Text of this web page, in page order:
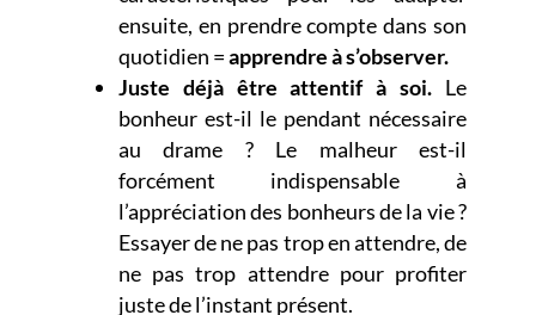
ensuite, en prendre compte dans son
quotidien =apprendre à s’observer.
Juste déjà être attentif à soi. Le
bonheur est-il le pendant nécessaire
au drame ? Le malheur est-il
forcément indispensable à
l’appréciation des bonheurs de la vie ?
Essayer de ne pas trop en attendre, de
ne pas trop attendre pour profiter
juste de l’instant présent.